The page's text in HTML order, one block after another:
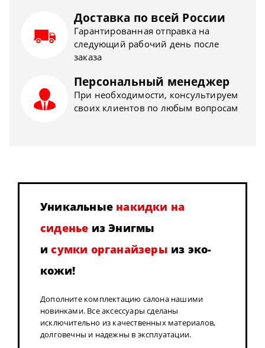
Доставка по всей России
Гарантированная отправка на
следующий рабочий день после
заказа
Персональный менеджер
При необходимости, консультируем
своих клиентов по любым вопросам
Уникальные накидки на
сиденье из Энигмы
исумки органайзеры из эко-
кожи!
Дополните комплектацию салона нашими
новинками. Все аксессуары сделаны
исключительно из качественных материалов,
долговечны и надежны в эксплуатации.